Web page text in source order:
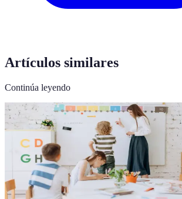
Artículos similares
Continúa leyendo